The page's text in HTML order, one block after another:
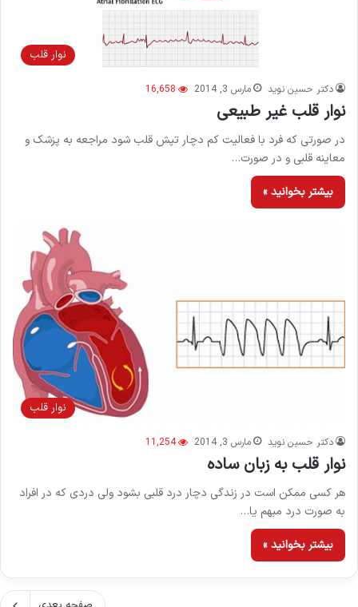
نوار قلب
دکتر حسین نوید مارس 3, 2014 16,658
نوار قلب غیر طبیعی
در صورتی که فرد با فعالیت کم دچار تپش قلب شود مراجعه به پزشک و
معاینه قلبی و در صورت…
بیشتر بخوانید »
نوار قلب
دکتر حسین نوید مارس 3, 2014 11,254
نوار قلب به زبان ساده
هر کسی ممکن است در زندگی دچار درد قلبی بشود ولی دردی که در افراد
به صورت درد مبهم یا…
بیشتر بخوانید »